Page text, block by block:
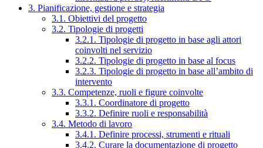
3. Pianificazione, gestione e strategia
3.1. Obiettivi del progetto
3.2. Tipologie di progetti
3.2.1. Tipologie di progetto in base agli attori
coinvolti nel servizio
3.2.2. Tipologie di progetto in base al focus
3.2.3. Tipologie di progetto in base all’ambito di
intervento
3.3. Competenze, ruoli e figure coinvolte
3.3.1. Coordinatore di progetto
3.3.2. Definire ruoli e responsabilità
3.4. Metodo di lavoro
3.4.1. Definire processi, strumenti e rituali
3.4.2. Curare la documentazione di progetto